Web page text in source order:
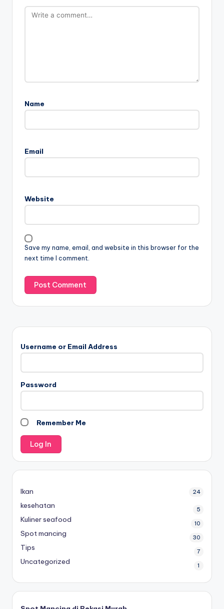
Name
Email
Website
Save my name, email, and website in this browser for the
next time I comment.
Username or Email Address
Password
Remember Me
Ikan 24
kesehatan 5
Kuliner seafood 10
Spot mancing 30
Tips 7
Uncategorized 1